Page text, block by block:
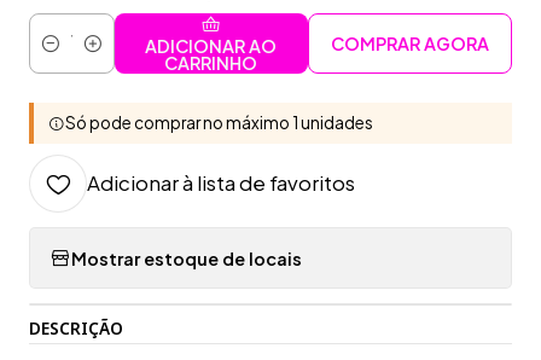
Quantidade
ADICIONAR AO
CARRINHO
COMPRAR AGORA
Só pode comprar no máximo 1 unidades
Adicionar à lista de favoritos
Mostrar estoque de locais
DESCRIÇÃO